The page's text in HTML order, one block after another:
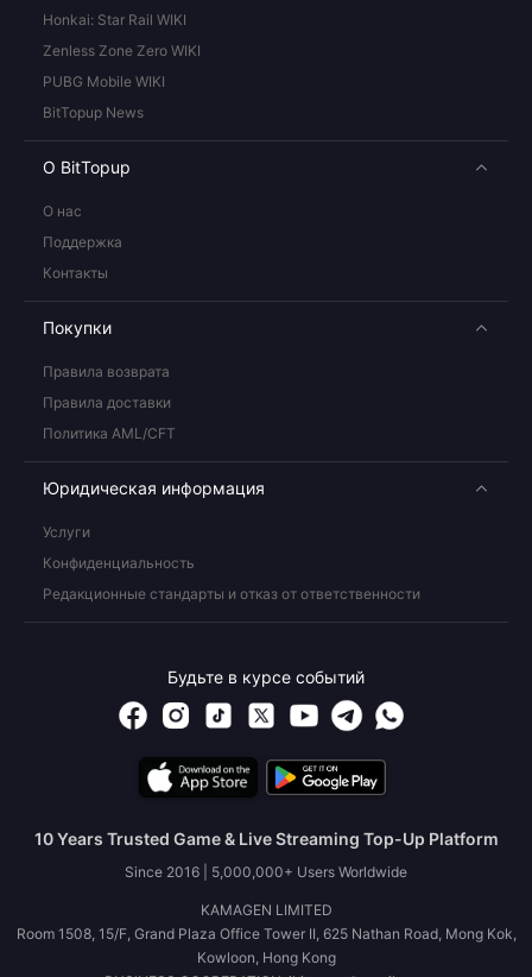
Honkai: Star Rail WIKI
Zenless Zone Zero WIKI
PUBG Mobile WIKI
BitTopup News
О BitTopup
О нас
Поддержка
Контакты
Покупки
Правила возврата
Правила доставки
Политика AML/CFT
Юридическая информация
Услуги
Конфиденциальность
Редакционные стандарты и отказ от ответственности
Будьте в курсе событий
10 Years Trusted Game & Live Streaming Top-Up Platform
Since 2016 | 5,000,000+ Users Worldwide
KAMAGEN LIMITED
Room 1508, 15/F, Grand Plaza Office Tower II, 625 Nathan Road, Mong Kok,
Kowloon, Hong Kong